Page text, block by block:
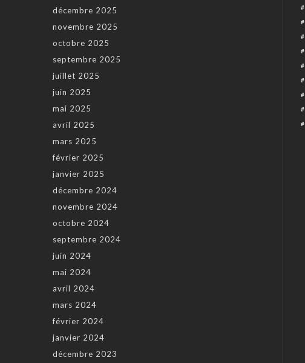
décembre 2025
novembre 2025
octobre 2025
septembre 2025
juillet 2025
juin 2025
mai 2025
avril 2025
mars 2025
février 2025
janvier 2025
décembre 2024
novembre 2024
octobre 2024
septembre 2024
juin 2024
mai 2024
avril 2024
mars 2024
février 2024
janvier 2024
décembre 2023